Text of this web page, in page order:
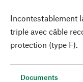
Incontestablement
triple avec câble
protection (type F).
Documents